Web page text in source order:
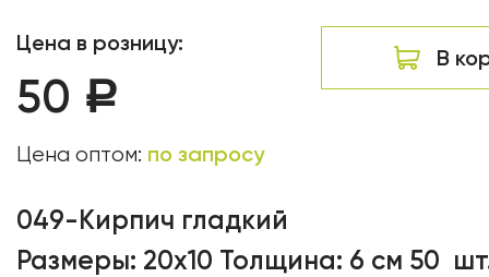
Цена в розницу:
50 Р
Цена оптом: по запросу
В
049-Кирпич гладкий
Размеры: 20х10 Толщина: 6 см 50